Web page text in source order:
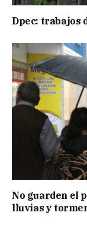
Dpec: trabajos
No guarden el
lluvias y